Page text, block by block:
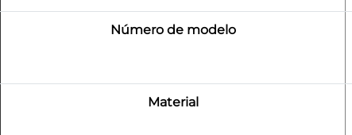
Número de modelo
Material